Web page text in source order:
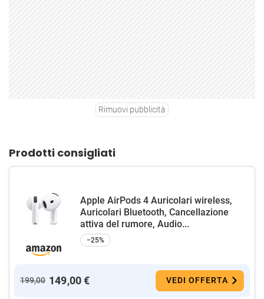
Rimuovi pubblicità
Prodotti consigliati
Apple AirPods 4 Auricolari wireless,
Auricolari Bluetooth, Cancellazione
attiva del rumore, Audio...
−25%
199,00 149,00 € VEDI OFFERTA